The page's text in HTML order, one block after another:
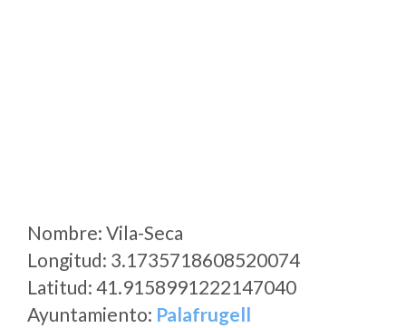
Nombre: Vila-Seca
Longitud: 3.1735718608520074
Latitud: 41.9158991222147040
Ayuntamiento: Palafrugell